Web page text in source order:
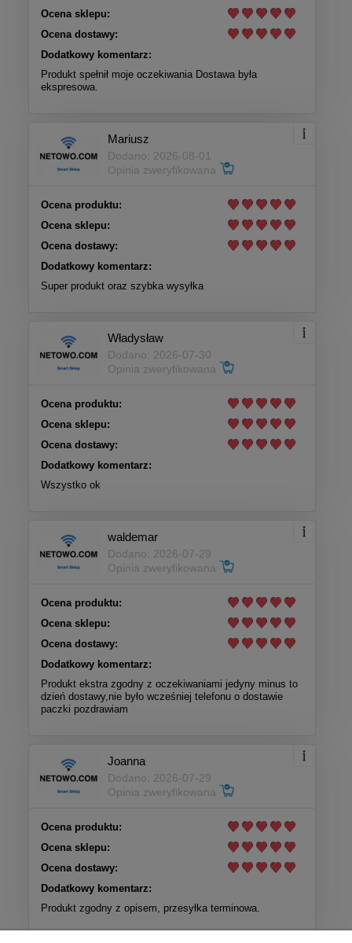
Ocena sklepu:
Ocena dostawy:
Dodatkowy komentarz:
Produkt spełnił moje oczekiwania Dostawa była
ekspresowa.
Mariusz
Dodano: 2026-08-01
Opinia zweryfikowana
Ocena produktu:
Ocena sklepu:
Ocena dostawy:
Dodatkowy komentarz:
Super produkt oraz szybka wysyłka
Władysław
Dodano: 2026-07-30
Opinia zweryfikowana
Ocena produktu:
Ocena sklepu:
Ocena dostawy:
Dodatkowy komentarz:
Wszystko ok
waldemar
Dodano: 2026-07-29
Opinia zweryfikowana
Ocena produktu:
Ocena sklepu:
Ocena dostawy:
Dodatkowy komentarz:
Produkt ekstra zgodny z oczekiwaniami jedyny minus to
dzień dostawy,nie było wcześniej telefonu o dostawie
paczki pozdrawiam
Joanna
Dodano: 2026-07-29
Opinia zweryfikowana
Ocena produktu:
Ocena sklepu:
Ocena dostawy:
Dodatkowy komentarz:
Produkt zgodny z opisem, przesyłka terminowa.